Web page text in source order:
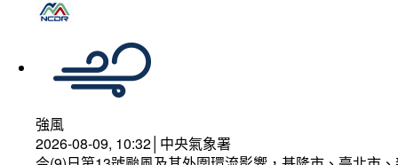
強風
2026-08-09, 10:32│中央氣象署